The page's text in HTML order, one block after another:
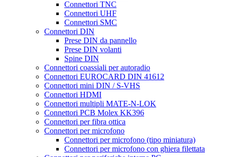
Connettori TNC
Connettori UHF
Connettori SMC
Connettori DIN
Prese DIN da pannello
Prese DIN volanti
Spine DIN
Connettori coassiali per autoradio
Connettori EUROCARD DIN 41612
Connettori mini DIN / S-VHS
Connettori HDMI
Connettori multipli MATE-N-LOK
Connettori PCB Molex KK396
Connettori per fibra ottica
Connettori per microfono
Connettori per microfono (tipo miniatura)
Connettori per microfono con ghiera filettata